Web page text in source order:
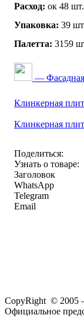
Расход: ок 48
Упаковка: 39
Палетта: 3159
— Фасадная
Клинкерная
Клинкерная
Поделиться:
Узнать о товаре:
Заголовок
WhatsApp
Telegram
Email
CopyRight © 2005
Официальное